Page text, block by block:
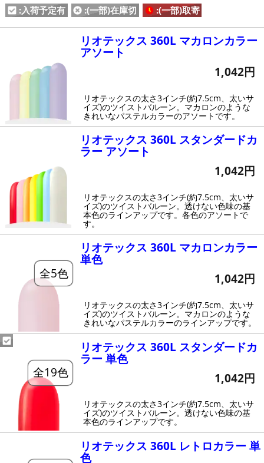
:入荷予定有
:(一部)在庫切 :(一部)取寄
リオテックス 360L マカロンカラー
アソート
1,042円
リオテックスの太さ3インチ(約7.5cm、太いサ
イズ)のツイストバルーン。マカロンのような
きれいなパステルカラーのアソートです。
リオテックス 360L スタンダードカ
ラー アソート
1,042円
リオテックスの太さ3インチ(約7.5cm、太いサ
イズ)のツイストバルーン。透けない色味の基
本色のラインアップです。各色のアソートで
す。
全5色
リオテックス 360L マカロンカラー
単色
1,042円
リオテックスの太さ3インチ(約7.5cm、太いサ
イズ)のツイストバルーン。マカロンのような
きれいなパステルカラーのラインアップです。
全19色
リオテックス 360L スタンダードカ
ラー 単色
1,042円
リオテックスの太さ3インチ(約7.5cm、太いサ
イズ)のツイストバルーン。透けない色味の基
本色のラインアップです。
リオテックス 360L レトロカラー 単
色